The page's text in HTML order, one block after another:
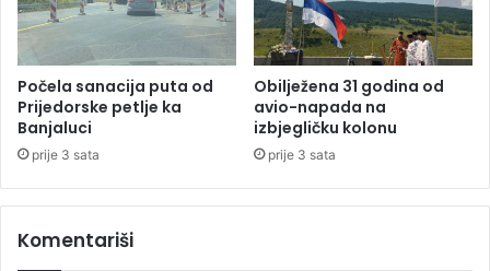
z
n
e
8
5
m
i
l
i
o
M
Počela sanacija puta od
Prijedorske petlje ka
Banjaluci
prije 3 sata
Obilježena 31 godina od
avio-napada na
izbjegličku kolonu
prije 3 sata
Komentariši